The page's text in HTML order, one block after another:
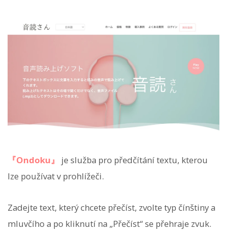
『Ondoku』
je služba pro předčítání textu, kterou
lze používat v prohlížeči.
Zadejte text, který chcete přečíst, zvolte typ čínštiny a
mluvčího a po kliknutí na „Přečíst“ se přehraje zvuk.